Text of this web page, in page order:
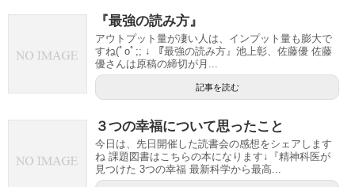
『最強の読み方』
アウトプット量が凄い人は、インプット量も膨大で
すね(ﾟoﾟ;; ↓ 『最強の読み方』池上彰、佐藤優 佐藤
優さんは原稿の締切が月...
記事を読む
３つの幸福について思ったこと
今日は、先日開催した読書会の感想をシェアします
ね 課題図書はこちらの本になります↓『精神科医が
見つけた 3つの幸福 最新科学から最高...